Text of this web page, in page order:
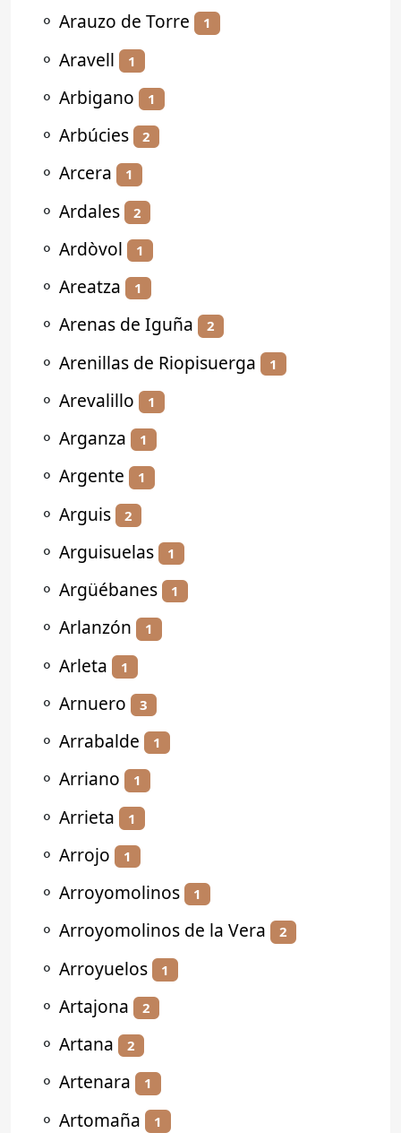
⚬ Arauzo de Torre 1
⚬ Aravell 1
⚬ Arbigano 1
⚬ Arbúcies 2
⚬ Arcera 1
⚬ Ardales 2
⚬ Ardòvol 1
⚬ Areatza 1
⚬ Arenas de Iguña 2
⚬ Arenillas de Riopisuerga 1
⚬ Arevalillo 1
⚬ Arganza 1
⚬ Argente 1
⚬ Arguis 2
⚬ Arguisuelas 1
⚬ Argüébanes 1
⚬ Arlanzón 1
⚬ Arleta 1
⚬ Arnuero 3
⚬ Arrabalde 1
⚬ Arriano 1
⚬ Arrieta 1
⚬ Arrojo 1
⚬ Arroyomolinos 1
⚬ Arroyomolinos de la Vera 2
⚬ Arroyuelos 1
⚬ Artajona 2
⚬ Artana 2
⚬ Artenara 1
⚬ Artomaña 1